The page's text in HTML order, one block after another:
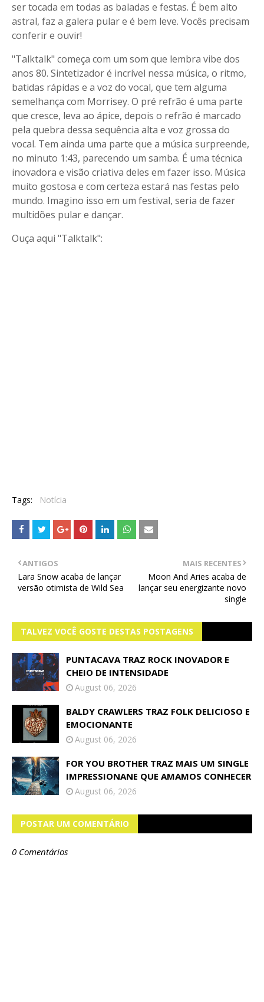
ser tocada em todas as baladas e festas. É bem alto
astral, faz a galera pular e é bem leve. Vocês precisam
conferir e ouvir!
"Talktalk" começa com um som que lembra vibe dos
anos 80. Sintetizador é incrível nessa música, o ritmo,
batidas rápidas e a voz do vocal, que tem alguma
semelhança com Morrisey. O pré refrão é uma parte
que cresce, leva ao ápice, depois o refrão é marcado
pela quebra dessa sequência alta e voz grossa do
vocal. Tem ainda uma parte que a música surpreende,
no minuto 1:43, parecendo um samba. É uma técnica
inovadora e visão criativa deles em fazer isso. Música
muito gostosa e com certeza estará nas festas pelo
mundo. Imagino isso em um festival, seria de fazer
multidões pular e dançar.
Ouça aqui "Talktalk":
Tags: Notícia
MAIS RECENTES
Moon And Aries acaba de
lançar seu energizante novo
single
ANTIGOS
Lara Snow acaba de lançar
versão otimista de Wild Sea
TALVEZ VOCÊ GOSTE DESTAS POSTAGENS
PUNTACAVA TRAZ ROCK INOVADOR E
CHEIO DE INTENSIDADE
August 06, 2026
BALDY CRAWLERS TRAZ FOLK DELICIOSO E
EMOCIONANTE
August 06, 2026
FOR YOU BROTHER TRAZ MAIS UM SINGLE
IMPRESSIONANE QUE AMAMOS CONHECER
August 06, 2026
POSTAR UM COMENTÁRIO
0 Comentários